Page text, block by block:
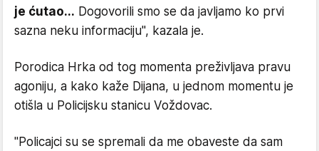
je ćutao... Dogovorili smo se da javljamo ko prvi
sazna neku informaciju", kazala je.
Porodica Hrka od tog momenta preživljava pravu
agoniju, a kako kaže Dijana, u jednom momentu je
otišla u Policijsku stanicu Voždovac.
"Policajci su se spremali da me obaveste da sam